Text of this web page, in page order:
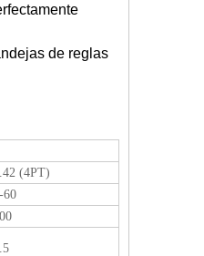
de reglas
(4PT)
60